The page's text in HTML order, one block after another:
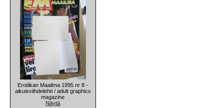
Erotiikan Maailma 1995 nr 8 -
aikuisviihdelehti / adult graphics
magazine
Näytä